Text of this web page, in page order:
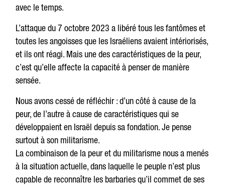
avec le temps.
L’attaque du 7 octobre 2023 a libéré tous les fantômes et
toutes les angoisses que les Israéliens avaient intériorisés,
et ils ont réagi. Mais une des caractéristiques de la peur,
c’est qu’elle affecte la capacité à penser de manière
sensée.
Nous avons cessé de réfléchir : d’un côté à cause de la
peur, de l’autre à cause de caractéristiques qui se
développaient en Israël depuis sa fondation. Je pense
surtout à son militarisme.
La combinaison de la peur et du militarisme nous a menés
à la situation actuelle, dans laquelle le peuple n’est plus
capable de reconnaître les barbaries qu’il commet de ses